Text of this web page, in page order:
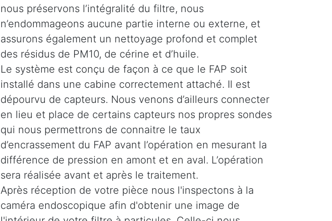
nous préservons l’intégralité du filtre, nous
n’endommageons aucune partie interne ou externe, et
assurons également un nettoyage profond et complet
des résidus de PM10, de cérine et d’huile.
Le système est conçu de façon à ce que le FAP soit
installé dans une cabine correctement attaché. Il est
dépourvu de capteurs. Nous venons d’ailleurs connecter
en lieu et place de certains capteurs nos propres sondes
qui nous permettrons de connaitre le taux
d’encrassement du FAP avant l’opération en mesurant la
différence de pression en amont et en aval. L’opération
sera réalisée avant et après le traitement.
Après réception de votre pièce nous l'inspectons à la
caméra endoscopique afin d'obtenir une image de